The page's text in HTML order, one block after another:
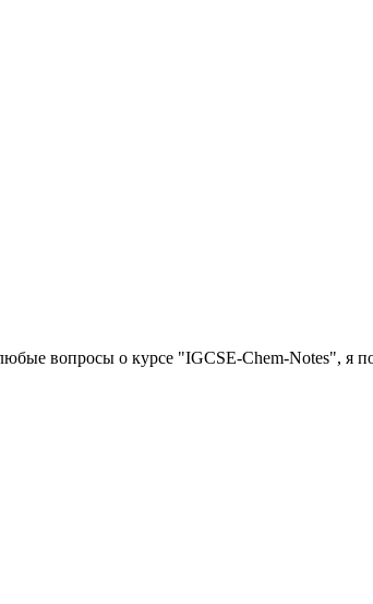
вопросы о курсе "IGCSE-Chem-Notes", я